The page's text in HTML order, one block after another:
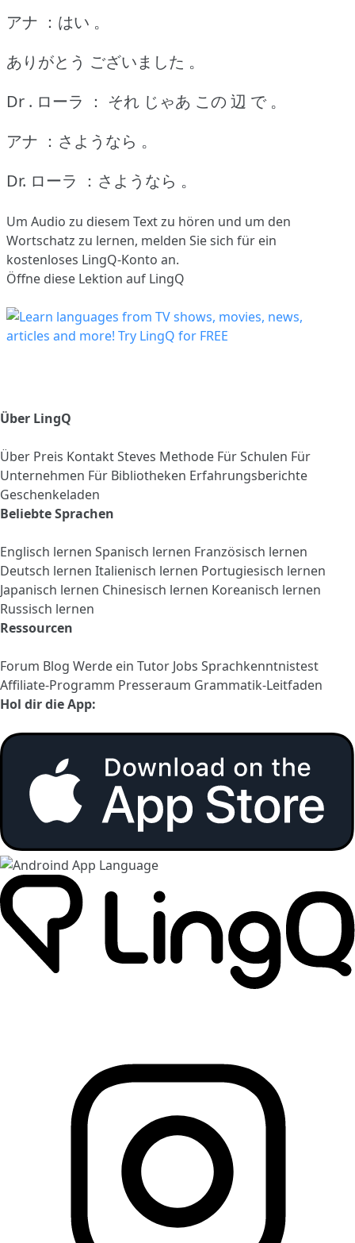
アナ ：はい 。
ありがとう ございました 。
Dr . ローラ ： それ じゃあ この 辺 で 。
アナ ：さようなら 。
Dr. ローラ ：さようなら 。
Um Audio zu diesem Text zu hören und um den
Wortschatz zu lernen, melden Sie sich für ein
kostenloses LingQ-Konto an.
Öffne diese Lektion auf LingQ
Über LingQ
Über Preis KontaktSteves Methode Für Schulen Für
Unternehmen Für Bibliotheken Erfahrungsberichte
Geschenkeladen
Beliebte Sprachen
Englisch lernen Spanisch lernen Französisch lernen
Deutsch lernen Italienisch lernen Portugiesisch lernen
Japanisch lernen Chinesisch lernen Koreanisch lernen
Russisch lernen
Ressourcen
Forum Blog Werde ein Tutor Jobs Sprachkenntnistest
Affiliate-Programm Presseraum Grammatik-Leitfaden
Hol dir die App: